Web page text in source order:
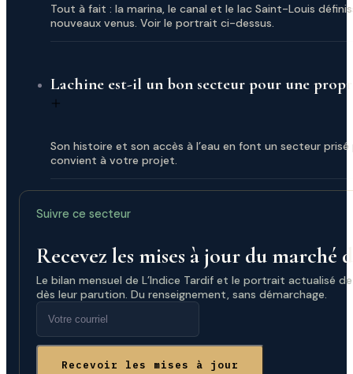
Tout à fait : la marina, le canal et le lac Saint-Louis
nouveaux venus. Voir le portrait ci-dessus.
Lachine est-il un bon secteur pour une
Son histoire et son accès à l’eau en font un secteur
convient à votre projet.
Suivre ce secteur
Recevez les mises à jour du marché
Le bilan mensuel de L’Indice Tardif et le portrait actualisé
dès leur parution. Du renseignement, sans démarchage.
Recevoir les mises à jour